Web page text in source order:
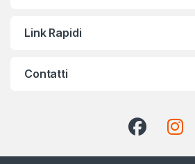
Link Rapidi
Contatti